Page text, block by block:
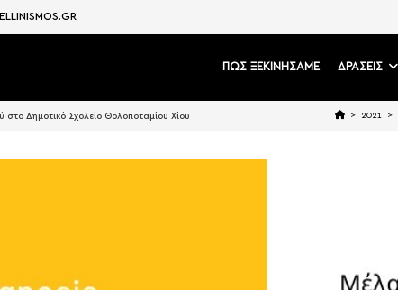
ELLINISMOS.GR
ΠΩΣ ΞΕΚΙΝΗΣΑΜΕ ΔΡΑΣΕΙΣ
Δημοτικό Σχολείο Θολοποταμίου Χίου > 2021 >